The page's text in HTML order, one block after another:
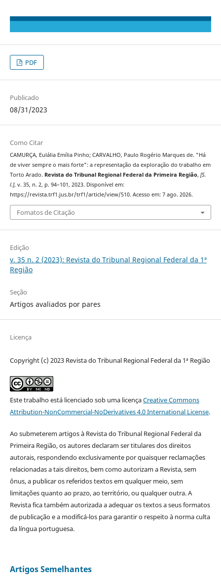
PDF
Publicado
08/31/2023
Como Citar
CAMURÇA, Eulália Emília Pinho; CARVALHO, Paulo Rogério Marques de. "Há
de viver sempre o mais forte": a representação da exploração do trabalho em
Torto Arado. Revista do Tribunal Regional Federal da Primeira Região, [S.
l.], v. 35, n. 2, p. 94–101, 2023. Disponível em:
https://revista.trf1.jus.br/trf1/article/view/510. Acesso em: 7 ago. 2026.
Fomatos de Citação
Edição
v. 35 n. 2 (2023): Revista do Tribunal Regional Federal da 1ª
Região
Seção
Artigos avaliados por pares
Licença
Copyright (c) 2023 Revista do Tribunal Regional Federal da 1ª Região
Este trabalho está licenciado sob uma licençaCreative Commons
Attribution-NonCommercial-NoDerivatives 4.0 International License.
Ao submeterem artigos à Revista do Tribunal Regional Federal da
Primeira Região, os autores declaram ser titulares dos direitos
autorais, respondendo exclusivamente por quaisquer reclamações
relacionadas a tais direitos, bem como autorizam a Revista, sem
ônus, a publicar os referidos textos em qualquer meio, sem
limitações quanto ao prazo, ao território, ou qualquer outra. A
Revista fica também autorizada a adequar os textos a seus formatos
de publicação e a modificá-los para garantir o respeito à norma culta
da língua portuguesa.
Artigos Semelhantes